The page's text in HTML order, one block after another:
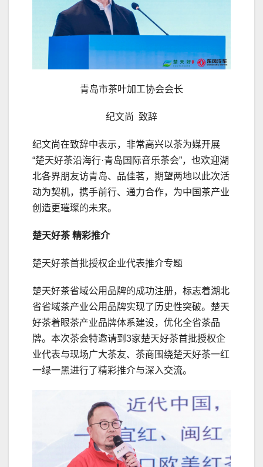
青岛市茶叶加工协会会长
纪文尚 致辞
纪文尚在致辞中表示，非常高兴以茶为媒开展
“楚天好茶沿海行·青岛国际音乐茶会”，也欢迎湖
北各界朋友访青岛、品佳茗，期望两地以此次活
动为契机，携手前行、通力合作，为中国茶产业
创造更璀璨的未来。
楚天好茶 精彩推介
楚天好茶首批授权企业代表推介专题
楚天好茶省域公用品牌的成功注册，标志着湖北
省省域茶产业公用品牌实现了历史性突破。楚天
好茶着眼茶产业品牌体系建设，优化全省茶品
牌。本次茶会特邀请到3家楚天好茶首批授权企
业代表与现场广大茶友、茶商围绕楚天好茶一红
一绿一黑进行了精彩推介与深入交流。